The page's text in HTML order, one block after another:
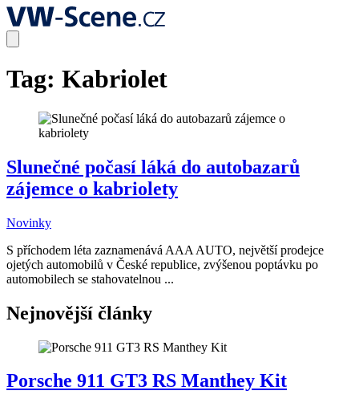
Tag: Kabriolet
Slunečné počasí láká do autobazarů
zájemce o kabriolety
Novinky
S příchodem léta zaznamenává AAA AUTO, největší prodejce
ojetých automobilů v České republice, zvýšenou poptávku po
automobilech se stahovatelnou ...
Nejnovější články
Porsche 911 GT3 RS Manthey Kit